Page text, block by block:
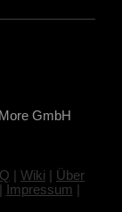
GmbH
| Wiki | Über
| Impressum |